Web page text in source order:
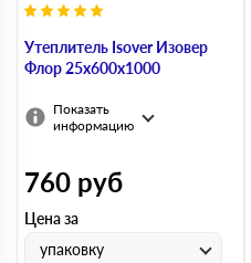
Утеплитель Isover Изовер
Флор 25х600х1000
Показать
информацию
760 руб
Цена за
упаковку